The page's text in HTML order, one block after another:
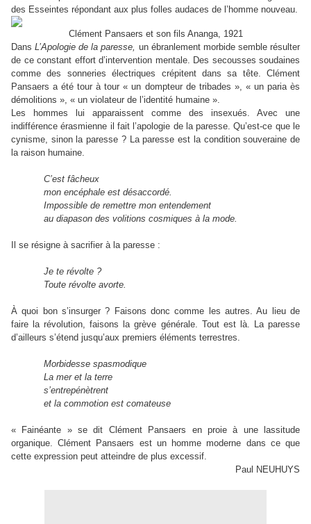
des Esseintes répondant aux plus folles audaces de l’homme nouveau.
Clément Pansaers et son fils Ananga, 1921
DansL’Apologie de la paresse, un ébranlement morbide semble résulter
de ce constant effort d’intervention mentale. Des secousses soudaines
comme des sonneries électriques crépitent dans sa tête. Clément
Pansaers a été tour à tour « un dompteur de tribades », « un paria ès
démolitions », « un violateur de l’identité humaine ».
Les hommes lui apparaissent comme des insexués. Avec une
indifférence érasmienne il fait l’apologie de la paresse. Qu’est-ce que le
cynisme, sinon la paresse ? La paresse est la condition souveraine de
la raison humaine.
C’est fâcheux
mon encéphale est désaccordé.
Impossible de remettre mon entendement
au diapason des volitions cosmiques à la mode.
Il se résigne à sacrifier à la paresse :
Je te révolte ?
Toute révolte avorte.
À quoi bon s’insurger ? Faisons donc comme les autres. Au lieu de
faire la révolution, faisons la grève générale. Tout est là. La paresse
d’ailleurs s’étend jusqu’aux premiers éléments terrestres.
Morbidesse spasmodique
La mer et la terre
s’entrepénètrent
et la commotion est comateuse
« Fainéante » se dit Clément Pansaers en proie à une lassitude
organique. Clément Pansaers est un homme moderne dans ce que
cette expression peut atteindre de plus excessif.
Paul NEUHUYS